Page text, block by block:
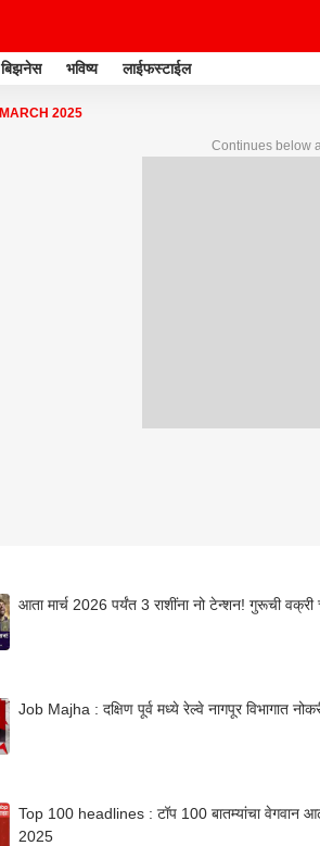
बिझनेस भविष्य लाईफस्टाईल
MARCH 2025
Continues below
आता मार्च 2026 पर्यंत 3 राशींना नो टेन्शन! गुरूची
Job Majha : दक्षिण पूर्व मध्ये रेल्वे नागपूर विभागात
Top 100 headlines : टॉप 100 बातम्यांचा वेगवान आढावा : ABP Majha : Maharashtra News : 7 PM :
2025